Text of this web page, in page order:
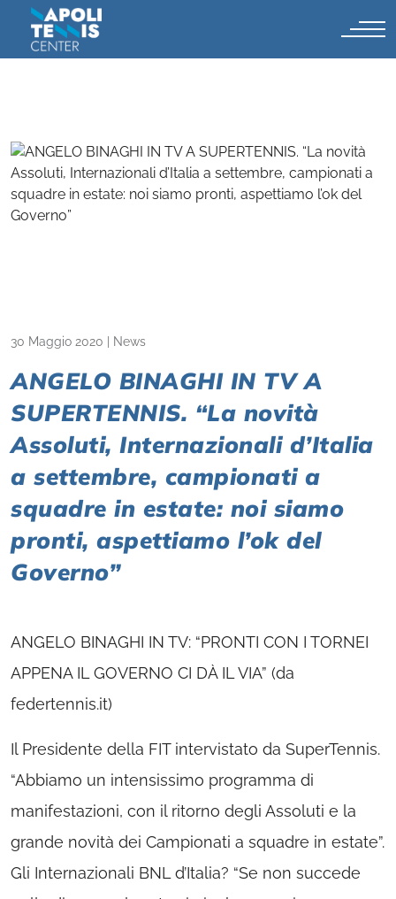
30 Maggio 2020 News
ANGELO BINAGHI IN TV A
SUPERTENNIS. “La novità
Assoluti, Internazionali d’Italia
a settembre, campionati a
squadre in estate: noi siamo
pronti, aspettiamo l’ok del
Governo”
ANGELO BINAGHI IN TV: “PRONTI CON I TORNEI
APPENA IL GOVERNO CI DÀ IL VIA” (da
federtennis.it)
Il Presidente della FIT intervistato da SuperTennis.
“Abbiamo un intensissimo programma di
manifestazioni, con il ritorno degli Assoluti e la
grande novità dei Campionati a squadre in estate”.
Gli Internazionali BNL d’Italia? “Se non succede